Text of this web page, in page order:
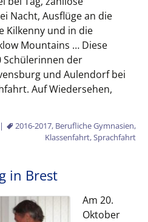
Nacht, Ausflüge an die
Kilkenny und in die
Mountains … Diese
Schülerinnen der
und Aulendorf bei
Auf Wiedersehen,
| 2016-2017, Berufliche Gymnasien,
Klassenfahrt,Sprachfahrt
in Brest
Am 20.
Oktober